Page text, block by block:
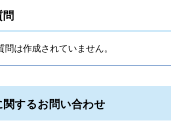
問は作成されていません。
するお問い合わせ